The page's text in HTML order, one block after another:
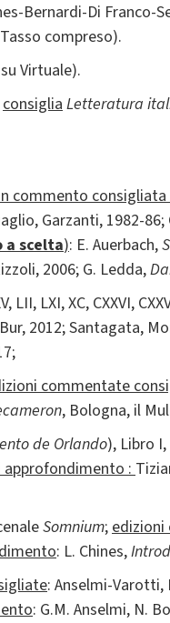
Bernardi-Di Franco-
compreso).
Virtuale).
consigliaLetteratura
commento consigliata
Garzanti, 1982-
a scelta): E. Auerbach,
2006; G. Ledda,
LII, LXI, XC, CXXVI,
2012; Santagata,
commentate
, Bologna, il
de Orlando), Libro
approfondimento :
Somnium;
: L. Chines,
: Anselmi-Varotti,
: G.M. Anselmi, N.